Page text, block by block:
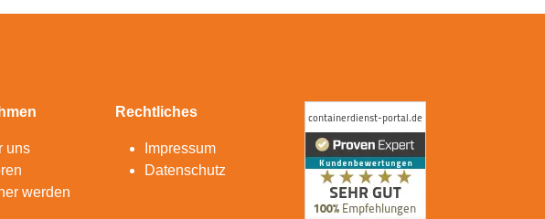
uns
werden
Rechtliches
Impressum
Datenschutz